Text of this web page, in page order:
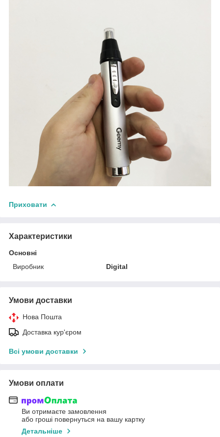
Приховати
Характеристики
Основні
Виробник
Digital
Умови доставки
Нова Пошта
Доставка кур'єром
Всі умови доставки
Умови оплати
Ви отримаєте замовлення
або гроші повернуться на вашу картку
Детальніше